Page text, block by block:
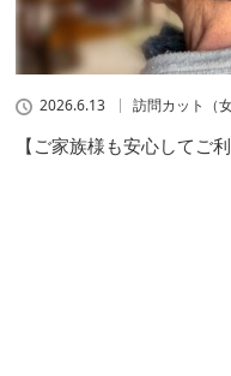
2026.6.13 訪問カット（女
【ご家族様も安心してご